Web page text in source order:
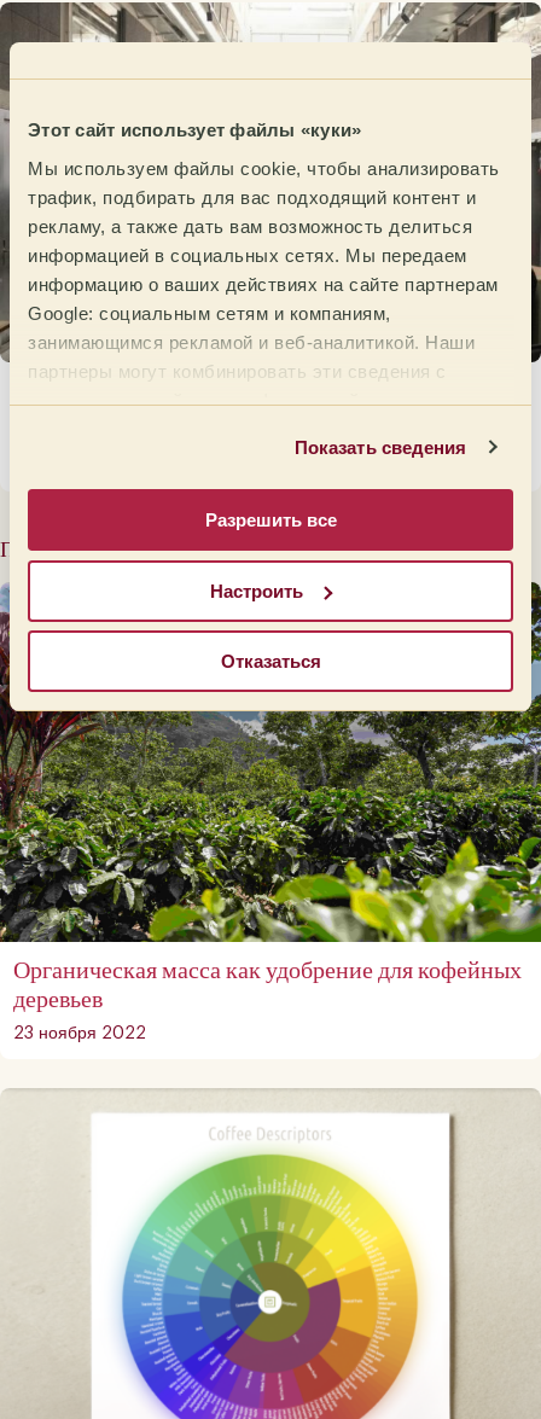
Этот сайт использует файлы «куки»
Мы используем файлы cookie, чтобы анализировать
трафик, подбирать для вас подходящий контент и
рекламу, а также дать вам возможность делиться
информацией в социальных сетях. Мы передаем
информацию о ваших действиях на сайте партнерам
Google: социальным сетям и компаниям,
занимающимся рекламой и веб-аналитикой. Наши
партнеры могут комбинировать эти сведения с
предоставленной вами информацией, а также
Показать сведения
Разрешить все
Настроить
Отказаться
Германия проводит свой Pre Open на пути к
Похожие сообщения
Органическая масса как удобрение для кофейных
деревьев
23 ноября 2022